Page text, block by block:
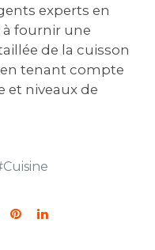
experts en
à fournir une
de la cuisson
tenant compte
et niveaux de
Cuisine